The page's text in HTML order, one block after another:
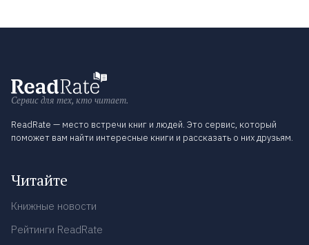
Сервис для тех, кто читает.
ReadRate — место встречи книг и людей. Это сервис, который
поможет вам найти интересные книги и рассказать о них друзьям.
Читайте
Книжные новости
Рейтинги ReadRate